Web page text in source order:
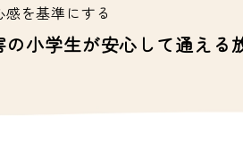
を基準にする
の小学生が安心して通え